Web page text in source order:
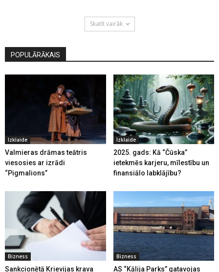
Skatīt vairāk
POPULĀRĀKAIS
Izklaide
Valmieras drāmas teātris
viesosies ar izrādi
“Pigmalions”
Izklaide
2025. gads: Kā “Čūska”
ietekmēs karjeru, mīlestību un
finansiālo labklājību?
Bizness
Sankcionētā Krievijas krava
Bizness
AS “Kālija Parks” gatavojas